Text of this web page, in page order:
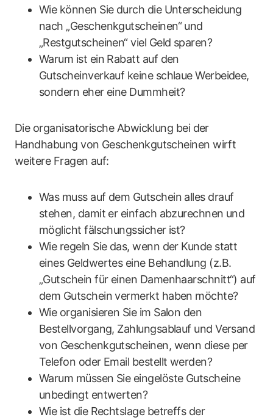
Wie können Sie durch die Unterscheidung
nach „Geschenkgutscheinen“ und
„Restgutscheinen“ viel Geld sparen?
Warum ist ein Rabatt auf den
Gutscheinverkauf keine schlaue Werbeidee,
sondern eher eine Dummheit?
Die organisatorische Abwicklung bei der
Handhabung von Geschenkgutscheinen wirft
weitere Fragen auf:
Was muss auf dem Gutschein alles drauf
stehen, damit er einfach abzurechnen und
möglicht fälschungssicher ist?
Wie regeln Sie das, wenn der Kunde statt
eines Geldwertes eine Behandlung (z.B.
„Gutschein für einen Damenhaarschnitt“) auf
dem Gutschein vermerkt haben möchte?
Wie organisieren Sie im Salon den
Bestellvorgang, Zahlungsablauf und Versand
von Geschenkgutscheinen, wenn diese per
Telefon oder Email bestellt werden?
Warum müssen Sie eingelöste Gutscheine
unbedingt entwerten?
Wie ist die Rechtslage betreffs der